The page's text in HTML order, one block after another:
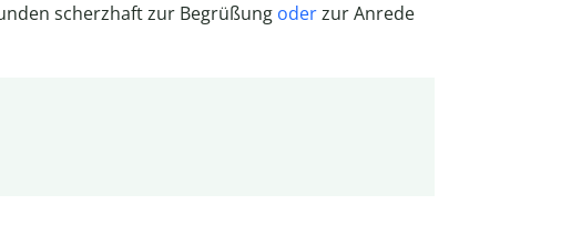
scherzhaft zur Begrüßung oderzur Anrede